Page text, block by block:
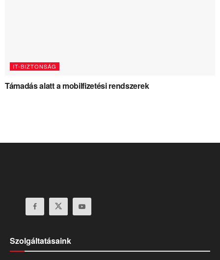
IT-BIZTONSÁG
Támadás alatt a mobilfizetési rendszerek
Szolgáltatásaink